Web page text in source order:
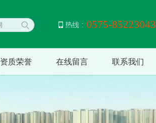
0575-85223043
资质荣誉 在线留言 联系我们